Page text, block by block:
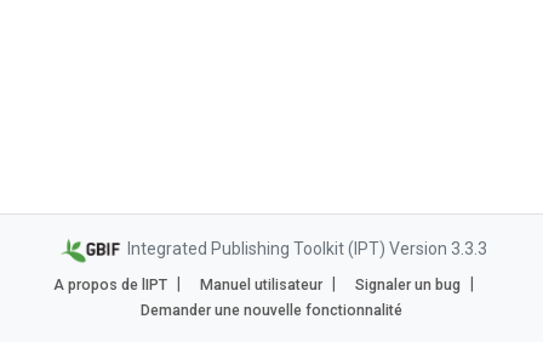
Integrated Publishing Toolkit (IPT) Version 3.3.3
A propos de lIPT Manuel utilisateur
Signaler un bug
Demander une nouvelle fonctionnalité